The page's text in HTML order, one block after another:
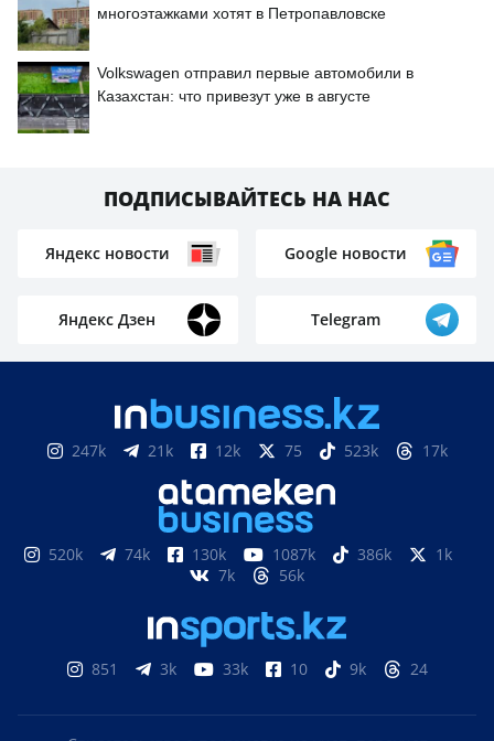
многоэтажками хотят в Петропавловске
Volkswagen отправил первые автомобили в
Казахстан: что привезут уже в августе
ПОДПИСЫВАЙТЕСЬ НА НАС
Яндекс новости Google новости
Яндекс Дзен Telegram
247k 21k 12k 75 523k 17k
520k 74k 130k 1087k 386k
1k
7k
56k
851 3k 33k 10 9k 24